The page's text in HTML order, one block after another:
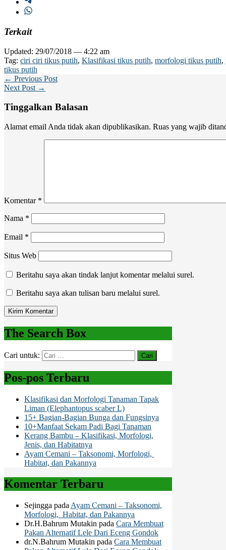
Terkait
Updated: 29/07/2018 — 4:22 am
Tag: ciri ciri tikus putih, Klasifikasi tikus putih, morfologi tikus putih,
tikus putih
← Previous Post
Next Post →
Tinggalkan Balasan
Alamat email Anda tidak akan dipublikasikan. Ruas yang wajib
Komentar *
Nama *
Email *
Situs Web
Beritahu saya akan tindak lanjut komentar melalui surel.
Beritahu saya akan tulisan baru melalui surel.
The Search Box
Cari untuk:
Pos-pos Terbaru
Klasifikasi dan Morfologi Tanaman Tapak
Liman (Elephantopus scaber L)
15+ Bagian-Bagian Bunga dan Fungsinya
10+Manfaat Sekam Padi Bagi Tanaman
Kerang Bambu – Klasifikasi, Morfologi,
Jenis, dan Habitatnya
Ayam Cemani – Taksonomi, Morfologi,
Habitat, dan Pakannya
Komentar Terbaru
Sejingga pada Ayam Cemani – Taksonomi,
Morfologi, Habitat, dan Pakannya
Dr.H.Bahrum Mutakin pada Cara Membuat
Pakan Alternatif Lele Dari Eceng Gondok
dr.N.Bahrum Mutakin pada Cara Membuat